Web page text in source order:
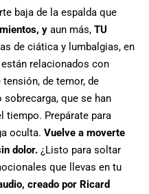
baja de la espalda que
y aun más,TU
de ciática y lumbalgias, en
relacionados con
de temor, de
sobrecarga, que se han
tiempo. Prepárate para
oculta.Vuelve a moverte
dolor. ¿Listo para soltar
que llevas en tu
creado por Ricard